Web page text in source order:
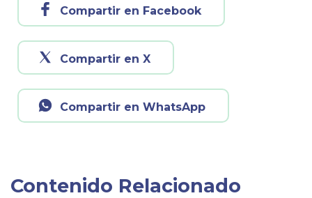
Compartir en Facebook
Compartir en X
Compartir en WhatsApp
Contenido Relacionado